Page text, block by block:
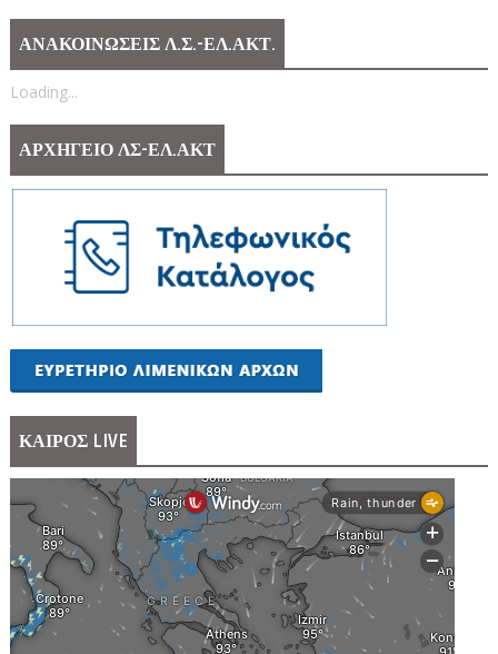
ΑΝΑΚΟΙΝΩΣΕΙΣ Λ.Σ.-ΕΛ.ΑΚΤ.
Loading...
ΑΡΧΗΓΕΙΟ ΛΣ-ΕΛ.ΑΚΤ
ΚΑΙΡΟΣ LIVE